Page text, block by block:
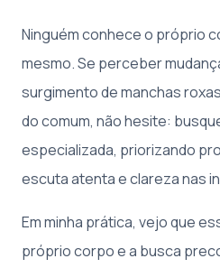
Ninguém conhece o próprio
mesmo. Se perceber
surgimento de manchas
do comum, não hesite:
especializada, priorizando
escuta atenta e clareza nas
Em minha prática, vejo que
próprio corpo e a busca